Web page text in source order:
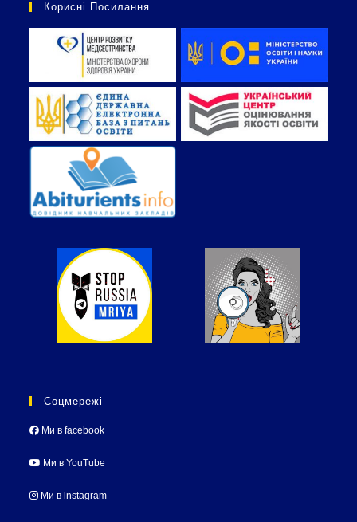
Корисні Посилання
Соцмережі
Ми в facebook
Ми в YouTube
Ми в instagram